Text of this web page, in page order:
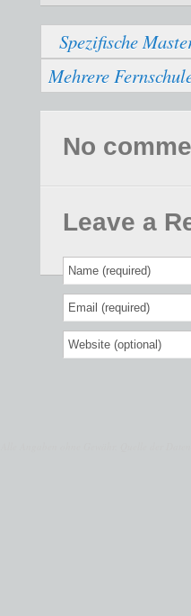
Spezifische
Mehrere
No
Leave a